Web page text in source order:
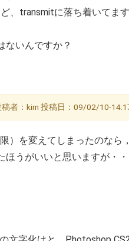
、transmitに落ち着いてます
ないんですか？
稿者：kim 投稿日：09/02/10-
）を変えてしまったのなら
うがいいと思いますが・・